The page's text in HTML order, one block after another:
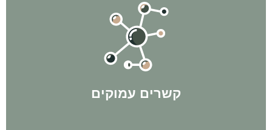
קשרים עמוקים
הקשרים שיצרנו במהלך השנים בהחלט הולכים להיות לטובתך
בתהליך ולהשיג לך תוצאות מקסימליות!